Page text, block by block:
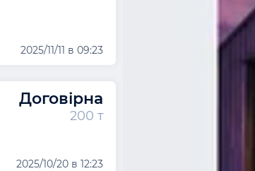
2025/11/11 в 09:23
Договірна
200 т
2025/10/20 в 12:23